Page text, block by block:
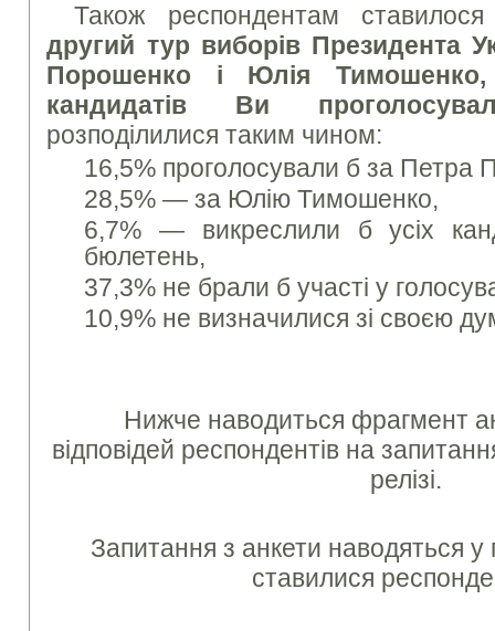
Також респондентам
другий тур виборів Президента
Порошенко і Юлія
кандидатів Ви
розподілилися таким чином:
16,5% проголосували б за Петра
28,5% — за Юлію Тимошенко,
6,7% — викреслили б усіх
бюлетень,
37,3% не брали б участі у
10,9% не визначилися зі своєю
Нижче наводиться фрагмент
відповідей респондентів на
релізі.
Запитання з анкети наводяться
ставилися